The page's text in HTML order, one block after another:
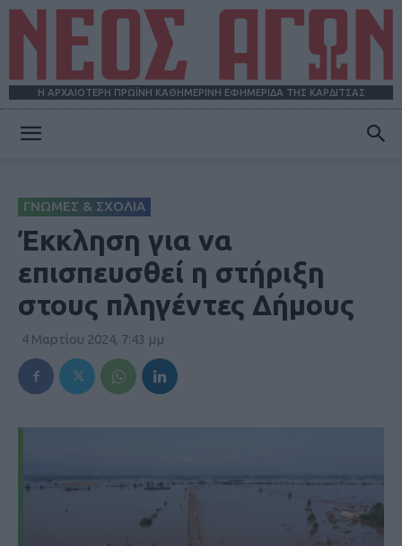
Η ΑΡΧΑΙΟΤΕΡΗ ΠΡΩΪΝΗ ΚΑΘΗΜΕΡΙΝΗ ΕΦΗΜΕΡΙΔΑ ΤΗΣ ΚΑΡΔΙΤΣΑΣ
ΓΝΩΜΕΣ & ΣΧΟΛΙΑ
Έκκληση για να
επισπευσθεί η στήριξη
στους πληγέντες Δήμους
4 Μαρτίου 2024, 7:43 μμ